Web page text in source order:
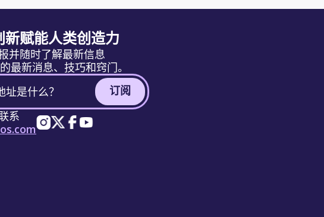
新赋能人类创造力
并随时了解最新信息
最新消息、技巧和窍门。
订阅
系